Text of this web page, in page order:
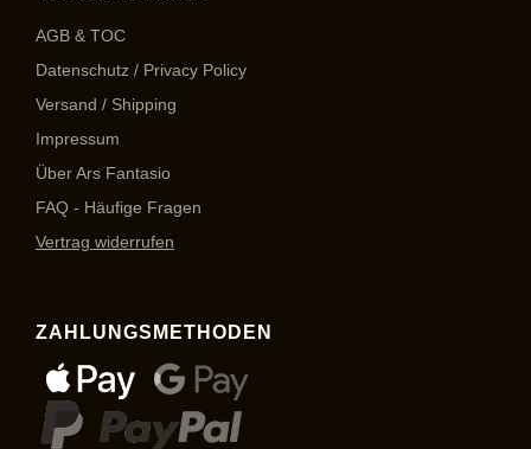
AGB & TOC
Datenschutz / Privacy Policy
Versand / Shipping
Impressum
Über Ars Fantasio
FAQ - Häufige Fragen
Vertrag widerrufen
ZAHLUNGSMETHODEN